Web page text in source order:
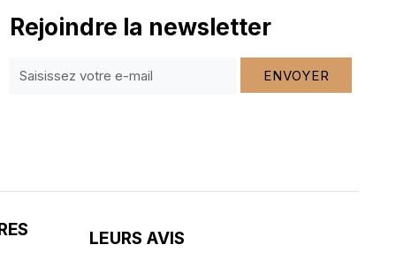
Rejoindre la newsletter
ENVOYER
LEURS AVIS